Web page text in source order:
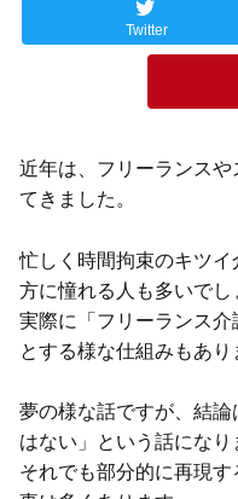
Twitter
近年は、フリーランス
てきました。
忙しく時間拘束のキツ
方に憧れる人も多いでし
実際に「フリーランス
とする様な仕組みもあり
夢の様な話ですが、結
はない」という話になり
それでも部分的に再現